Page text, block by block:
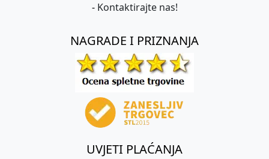
- Kontaktirajte nas!
NAGRADE I PRIZNANJA
UVJETI PLAĆANJA